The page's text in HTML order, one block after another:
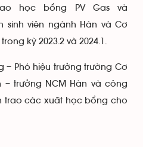
học bổng PV Gas và
sinh viên ngành Hàn và Cơ
kỳ 2023.2 và 2024.1.
Phó hiệu trưởng trường Cơ
– trưởng NCM Hàn và công
trao các xuất học bổng cho